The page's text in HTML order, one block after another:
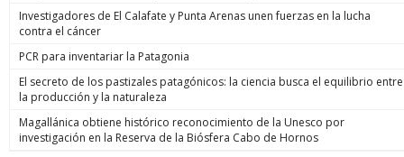
Investigadores de El Calafate y Punta Arenas unen fuerzas en la lucha
contra el cáncer
PCR para inventariar la Patagonia
El secreto de los pastizales patagónicos: la ciencia busca el equilibrio entre
la producción y la naturaleza
Magallánica obtiene histórico reconocimiento de la Unesco por
investigación en la Reserva de la Biósfera Cabo de Hornos